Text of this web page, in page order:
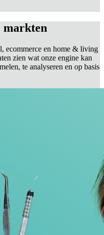
markten
ecommerce en home & living
zien wat onze engine kan
te analyseren en op basis